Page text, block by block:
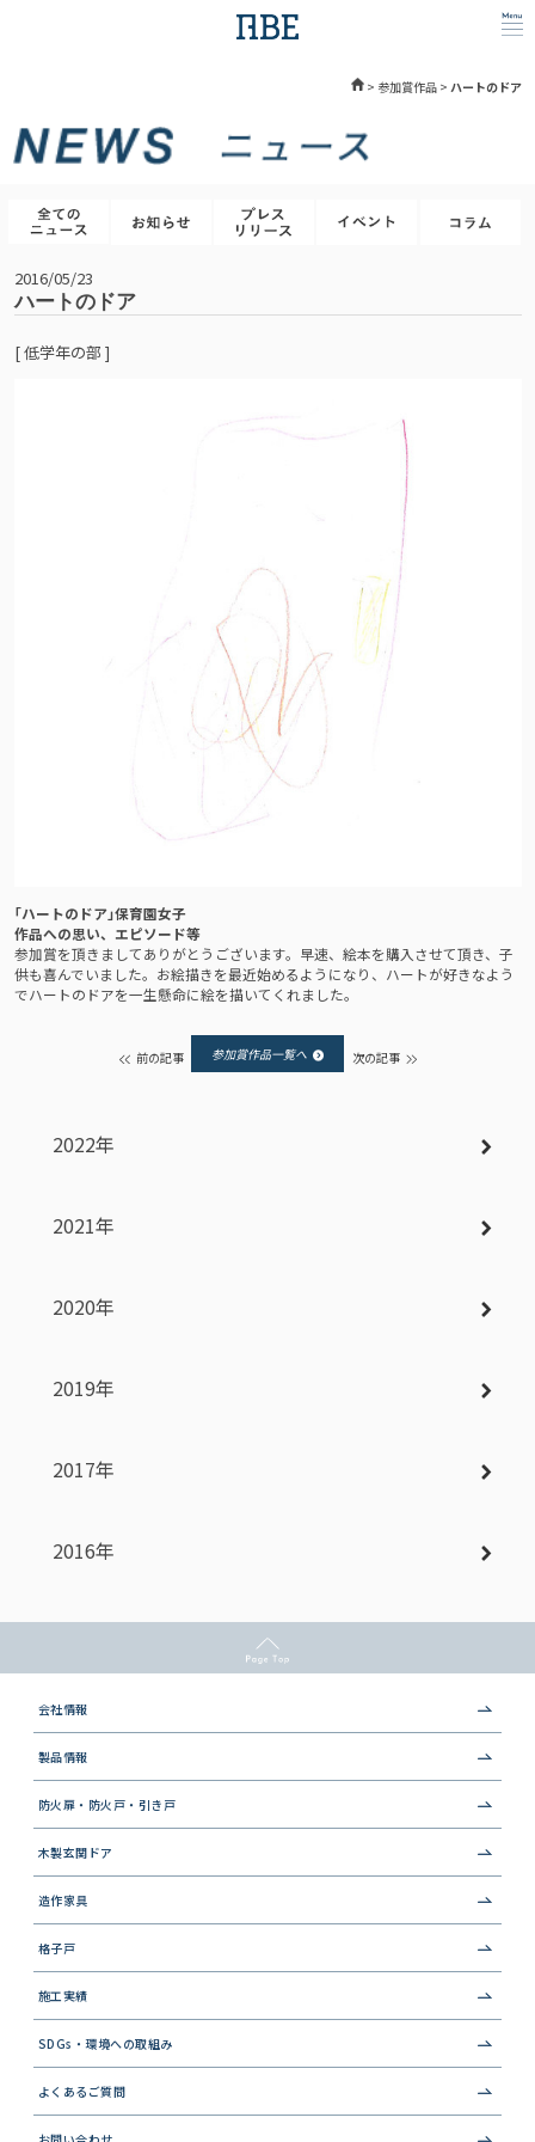
> 参加賞作品> ハートのドア
2016/05/23
ハートのドア
[ 低学年の部 ]
｢ハートのドア｣保育園女子
作品への思い、エピソード等
参加賞を頂きましてありがとうございます。早速、絵本を購入させて頂き、子
供も喜んでいました。お絵描きを最近始めるようになり、ハートが好きなよう
でハートのドアを一生懸命に絵を描いてくれました。
前の記事 参加賞作品一覧へ 次の記事
2022年
2021年
2020年
2019年
2017年
2016年
会社情報
製品情報
防火扉・防火戸・引き戸
木製玄関ドア
造作家具
格子戸
施工実績
SDGs・環境への取組み
よくあるご質問